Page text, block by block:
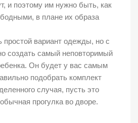
и поэтому им нужно быть, как
в плане их образа
простой вариант одежды, но с
создать самый неповторимый
Он будет у вас самым
подобрать комплект
случая, пусть это
прогулка во дворе.